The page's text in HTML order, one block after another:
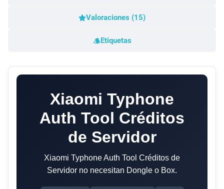
Valoraciones (15)
Etiquetas
Xiaomi Typhone
Auth Tool Créditos
de Servidor
Xiaomi Typhone Auth Tool Créditos de
Servidor no necesitan Dongle o Box.